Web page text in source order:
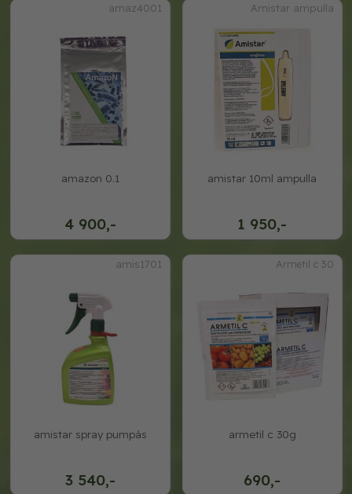
amaz4001
4 900,-
amazon 0.1
Amistar ampulla
1 950,-
amistar 10ml ampulla
amis1701
3 540,-
amistar spray pumpás
Armetil c 30
690,-
armetil c 30g